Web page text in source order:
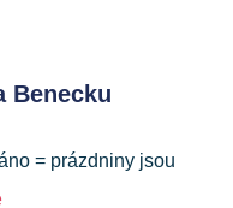
Benecku
= prázdniny jsou